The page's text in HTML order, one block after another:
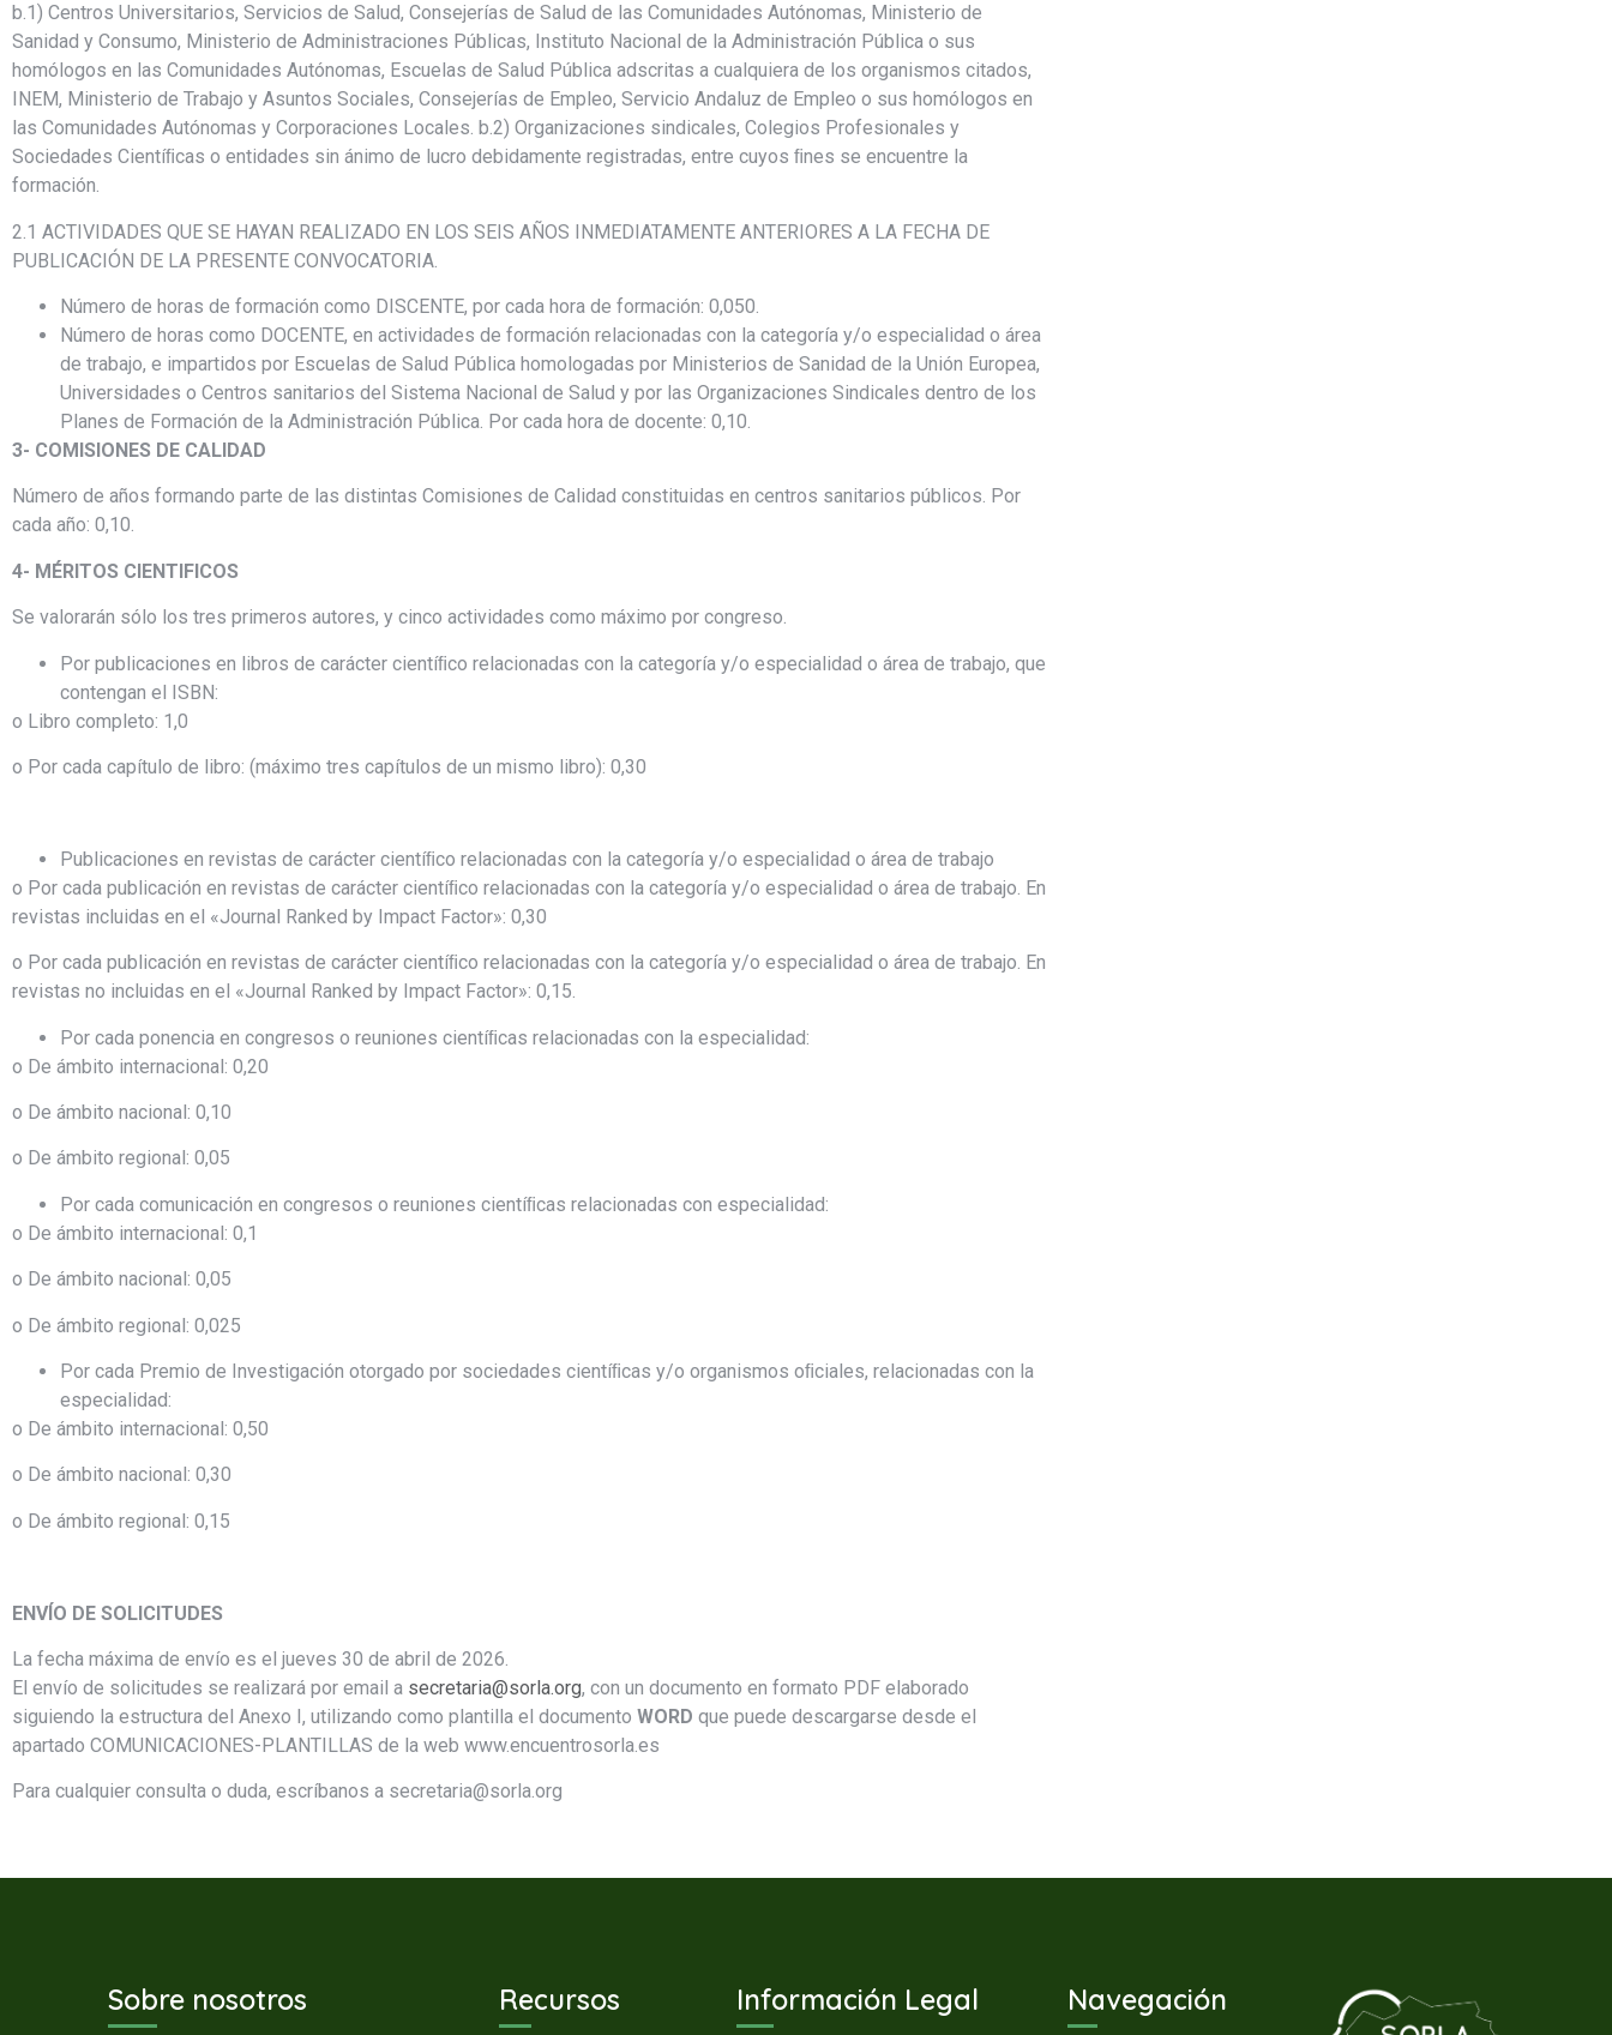
b.1) Centros Universitarios, Servicios de Salud, Consejerías de Salud de las Comunidades Autónomas, Ministerio de
Sanidad y Consumo, Ministerio de Administraciones Públicas, Instituto Nacional de la Administración Pública o sus
homólogos en las Comunidades Autónomas, Escuelas de Salud Pública adscritas a cualquiera de los organismos citados,
INEM, Ministerio de Trabajo y Asuntos Sociales, Consejerías de Empleo, Servicio Andaluz de Empleo o sus homólogos en
las Comunidades Autónomas y Corporaciones Locales. b.2) Organizaciones sindicales, Colegios Profesionales y
Sociedades Cientíﬁcas o entidades sin ánimo de lucro debidamente registradas, entre cuyos ﬁnes se encuentre la
formación.
2.1 ACTIVIDADES QUE SE HAYAN REALIZADO EN LOS SEIS AÑOS INMEDIATAMENTE ANTERIORES A LA FECHA DE
PUBLICACIÓN DE LA PRESENTE CONVOCATORIA.
Número de horas de formación como DISCENTE, por cada hora de formación: 0,050.
Número de horas como DOCENTE, en actividades de formación relacionadas con la categoría y/o especialidad o área
de trabajo, e impartidos por Escuelas de Salud Pública homologadas por Ministerios de Sanidad de la Unión Europea,
Universidades o Centros sanitarios del Sistema Nacional de Salud y por las Organizaciones Sindicales dentro de los
Planes de Formación de la Administración Pública. Por cada hora de docente: 0,10.
3- COMISIONES DE CALIDAD
Número de años formando parte de las distintas Comisiones de Calidad constituidas en centros sanitarios públicos. Por
cada año: 0,10.
4- MÉRITOS CIENTIFICOS
Se valorarán sólo los tres primeros autores, y cinco actividades como máximo por congreso.
Por publicaciones en libros de carácter cientíﬁco relacionadas con la categoría y/o especialidad o área de trabajo, que
contengan el ISBN:
o Libro completo: 1,0
o Por cada capítulo de libro: (máximo tres capítulos de un mismo libro): 0,30
Publicaciones en revistas de carácter cientíﬁco relacionadas con la categoría y/o especialidad o área de trabajo
o Por cada publicación en revistas de carácter cientíﬁco relacionadas con la categoría y/o especialidad o área de trabajo. En
revistas incluidas en el «Journal Ranked by Impact Factor»: 0,30
o Por cada publicación en revistas de carácter cientíﬁco relacionadas con la categoría y/o especialidad o área de trabajo. En
revistas no incluidas en el «Journal Ranked by Impact Factor»: 0,15.
Por cada ponencia en congresos o reuniones cientíﬁcas relacionadas con la especialidad:
o De ámbito internacional: 0,20
o De ámbito nacional: 0,10
o De ámbito regional: 0,05
Por cada comunicación en congresos o reuniones cientíﬁcas relacionadas con especialidad:
o De ámbito internacional: 0,1
o De ámbito nacional: 0,05
o De ámbito regional: 0,025
Por cada Premio de Investigación otorgado por sociedades cientíﬁcas y/o organismos oﬁciales, relacionadas con la
especialidad:
o De ámbito internacional: 0,50
o De ámbito nacional: 0,30
o De ámbito regional: 0,15
ENVÍO DE SOLICITUDES
La fecha máxima de envío es el jueves 30 de abril de 2026.
El envío de solicitudes se realizará por email a secretaria@sorla.org, con un documento en formato PDF elaborado
siguiendo la estructura del Anexo I, utilizando como plantilla el documento WORD que puede descargarse desde el
apartado COMUNICACIONES-PLANTILLAS de la web www.encuentrosorla.es
Para cualquier consulta o duda, escríbanos a secretaria@sorla.org
Sobre nosotros Recursos Información Legal Navegación